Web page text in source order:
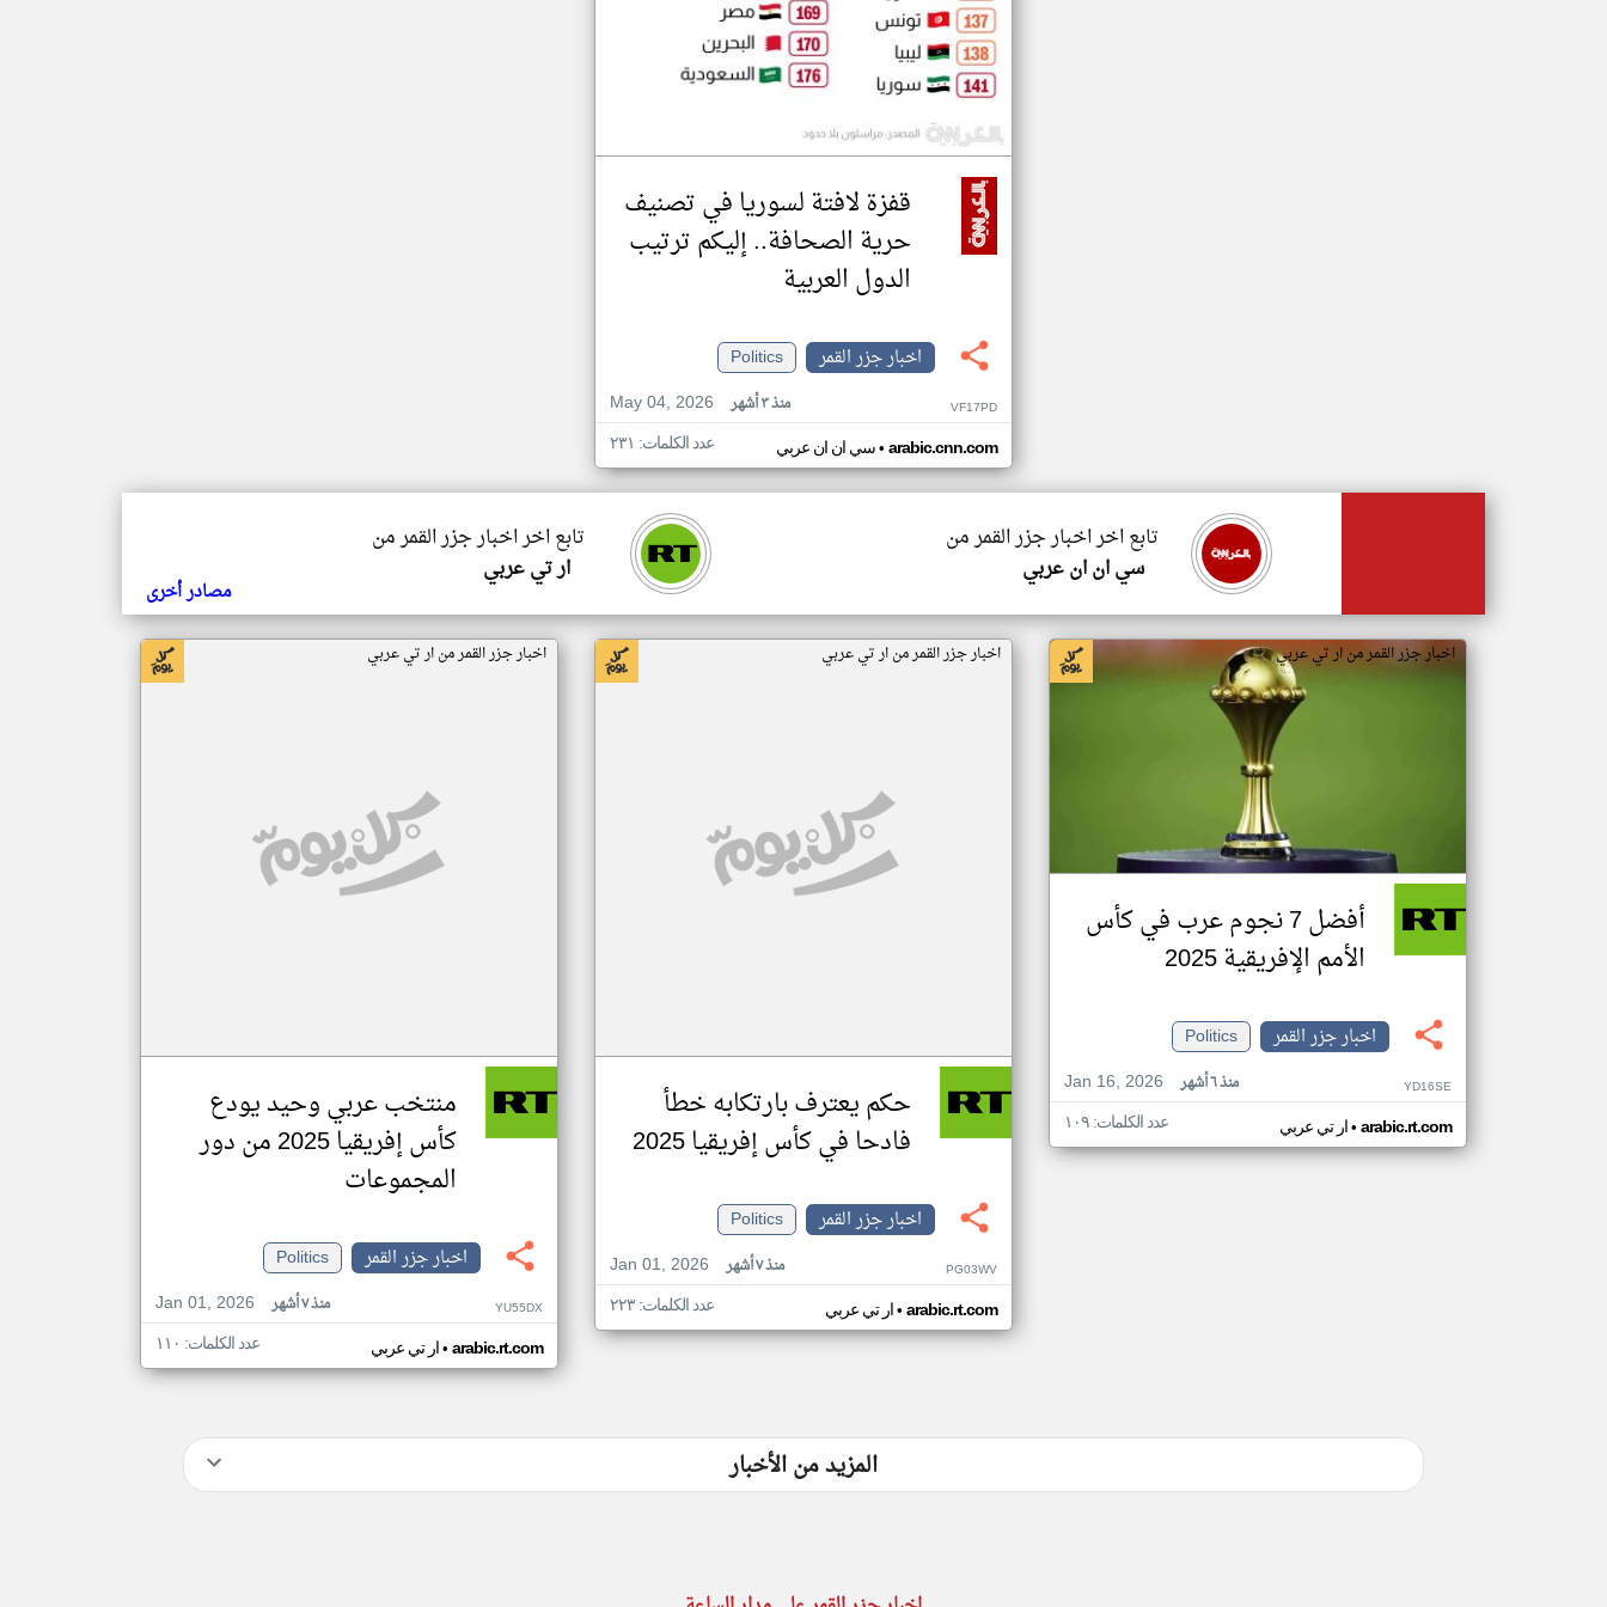
قفزة لافتة لسوريا في تصنيف
حرية الصحافة.. إليكم ترتيب
الدول العربية
اخبار جزر القمر
Politics
May 04, 2026
منذ ٣ أشهر VF17PD
سي ان ان عربي• arabic.cnn.com عدد الكلمات: ٢٣١
تابع اخر اخبار جزر القمر من
ار تي عربي
تابع اخر اخبار جزر القمر من
سي ان ان عربي
مصادر أخرى
اخبار جزر القمر من ار تي عربي
أفضل 7 نجوم عرب في كأس
الأمم الإفريقية 2025
اخبار جزر القمر
Politics
Jan 16, 2026
منذ ٦ أشهر YD16SE
ار تي عربي• arabic.rt.com عدد الكلمات: ١٠٩
اخبار جزر القمر من ار تي عربي
حكم يعترف بارتكابه خطأ
فادحا في كأس إفريقيا 2025
اخبار جزر القمر
Politics
Jan 01, 2026
منذ ٧ أشهر PG03WV
ار تي عربي• arabic.rt.com عدد الكلمات: ٢٢٣
اخبار جزر القمر من ار تي عربي
منتخب عربي وحيد يودع
كأس إفريقيا 2025 من دور
المجموعات
اخبار جزر القمر
Politics
Jan 01, 2026
منذ ٧ أشهر YU55DX
ار تي عربي• arabic.rt.com عدد الكلمات: ١١٠
المزيد من الأخبار